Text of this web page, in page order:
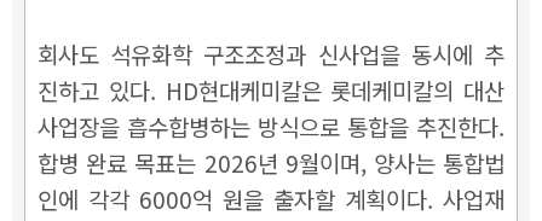
회사도 석유화학 구조조정과 신사업을 동시에 추
진하고 있다. HD현대케미칼은 롯데케미칼의 대산
사업장을 흡수합병하는 방식으로 통합을 추진한다.
합병 완료 목표는 2026년 9월이며, 양사는 통합법
인에 각각 6000억 원을 출자할 계획이다. 사업재